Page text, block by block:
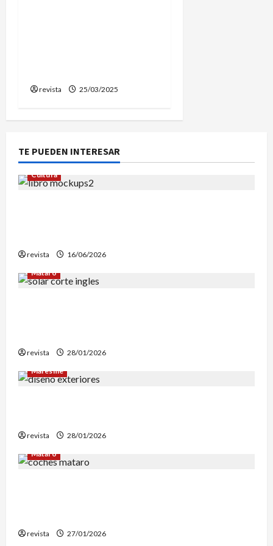
revista 25/03/2025
TE PUEDEN INTERESAR
Cultura
revista
16/06/2026
Mataró
revista
28/01/2026
Maresme
revista
28/01/2026
Mataró
revista 27/01/2026